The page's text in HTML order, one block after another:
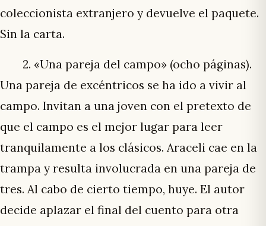
coleccionista extranjero y devuelve el paquete.
Sin la carta.
2. «Una pareja del campo» (ocho páginas).
Una pareja de excéntricos se ha ido a vivir al
campo. Invitan a una joven con el pretexto de
que el campo es el mejor lugar para leer
tranquilamente a los clásicos. Araceli cae en la
trampa y resulta involucrada en una pareja de
tres. Al cabo de cierto tiempo, huye. El autor
decide aplazar el final del cuento para otra